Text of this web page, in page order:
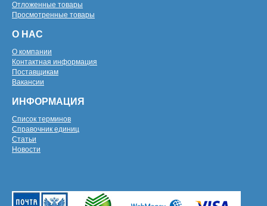
Отложенные товары
Просмотренные товары
О НАС
О компании
Контактная информация
Поставщикам
Вакансии
ИНФОРМАЦИЯ
Список терминов
Справочник единиц
Статьи
Новости